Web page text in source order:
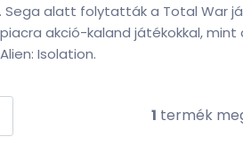
Sega alatt folytatták a Total War
akció-kaland játékokkal, mint
Isolation.
1 termék